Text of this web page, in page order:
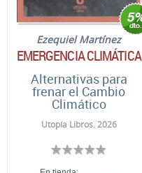
Ezequiel Martínez
EMERGENCIA CLIMÁTICA
Alternativas para
frenar el Cambio
Climático
Utopía Libros. 2026